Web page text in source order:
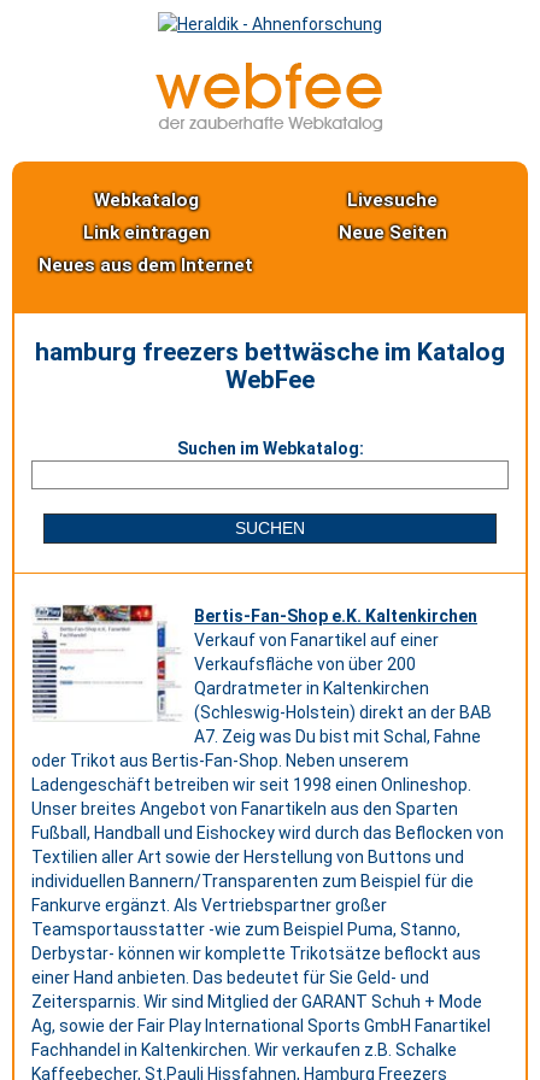
Webkatalog
Livesuche
Link eintragen
Neue Seiten
Neues aus dem Internet
hamburg freezers bettwäsche im Katalog
WebFee
Suchen im Webkatalog:
Bertis-Fan-Shop e.K. Kaltenkirchen
Verkauf von Fanartikel auf einer
Verkaufsfläche von über 200
Qardratmeter in Kaltenkirchen
(Schleswig-Holstein) direkt an der BAB
A7. Zeig was Du bist mit Schal, Fahne
oder Trikot aus Bertis-Fan-Shop. Neben unserem
Ladengeschäft betreiben wir seit 1998 einen Onlineshop.
Unser breites Angebot von Fanartikeln aus den Sparten
Fußball, Handball und Eishockey wird durch das Beflocken von
Textilien aller Art sowie der Herstellung von Buttons und
individuellen Bannern/Transparenten zum Beispiel für die
Fankurve ergänzt. Als Vertriebspartner großer
Teamsportausstatter -wie zum Beispiel Puma, Stanno,
Derbystar- können wir komplette Trikotsätze beflockt aus
einer Hand anbieten. Das bedeutet für Sie Geld- und
Zeitersparnis. Wir sind Mitglied der GARANT Schuh + Mode
Ag, sowie der Fair Play International Sports GmbH Fanartikel
Fachhandel in Kaltenkirchen. Wir verkaufen z.B. Schalke
Kaffeebecher, St.Pauli Hissfahnen, Hamburg Freezers